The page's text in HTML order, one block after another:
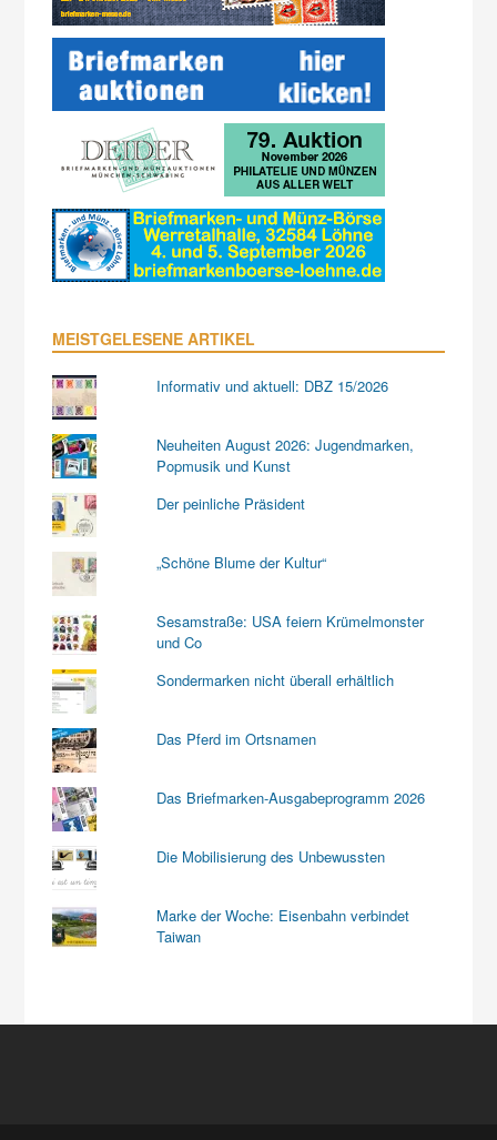
MEISTGELESENE ARTIKEL
Informativ und aktuell: DBZ 15/2026
Neuheiten August 2026: Jugendmarken,
Popmusik und Kunst
Der peinliche Präsident
„Schöne Blume der Kultur“
Sesamstraße: USA feiern Krümelmonster
und Co
Sondermarken nicht überall erhältlich
Das Pferd im Ortsnamen
Das Briefmarken-Ausgabeprogramm 2026
Die Mobilisierung des Unbewussten
Marke der Woche: Eisenbahn verbindet
Taiwan